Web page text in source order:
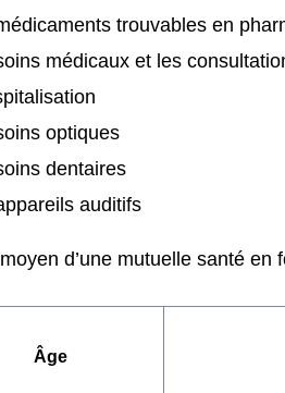
trouvables en
médicaux et les
optiques
dentaires
auditifs
d’une mutuelle santé en
Âge